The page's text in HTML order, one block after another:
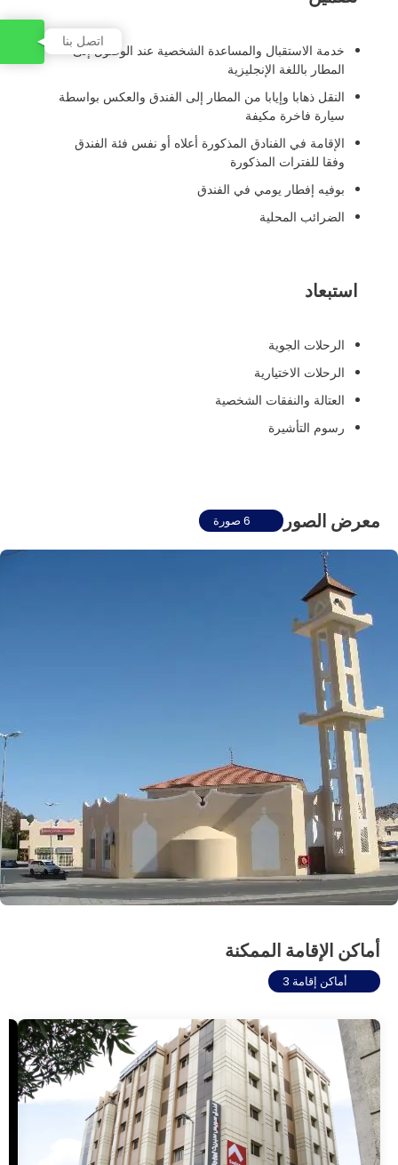
خدمة الاستقبال والمساعدة الشخصية عند الوصول إلى
المطار باللغة الإنجليزية
النقل ذهابا وإيابا من المطار إلى الفندق والعكس بواسطة
سيارة فاخرة مكيفة
الإقامة في الفنادق المذكورة أعلاه أو نفس فئة الفندق
وفقا للفترات المذكورة
بوفيه إفطار يومي في الفندق
الضرائب المحلية
استبعاد
الرحلات الجوية
الرحلات الاختيارية
العتالة والنفقات الشخصية
رسوم التأشيرة
معرض الصور 6 صورة
أماكن الإقامة الممكنة
أماكن إقامة 3
اتصل بنا